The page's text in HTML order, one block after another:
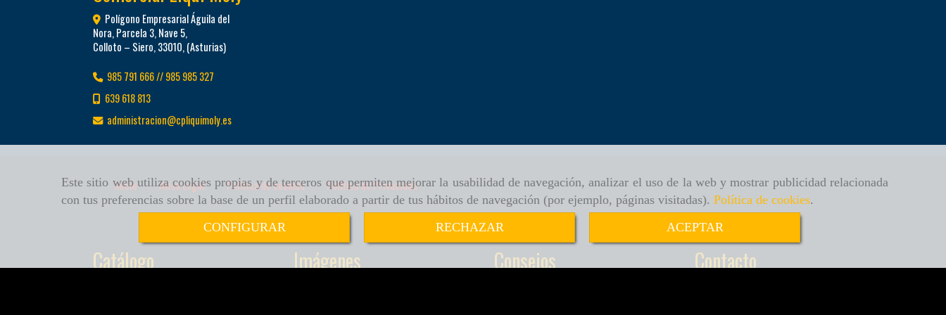
Este sitio web utiliza cookies propias y de terceros que permiten mejorar la usabilidad de navegación, analizar el uso de la web y mostrar publicidad relacionada
con tus preferencias sobre la base de un perfil elaborado a partir de tus hábitos de navegación (por ejemplo, páginas visitadas). Política de cookies.
CONFIGURAR
RECHAZAR ACEPTAR
Polígono Empresarial Águila del
Nora, Parcela 3, Nave 5,
Colloto – Siero,33010,(Asturias)
985 791 666 // 985 985 327
639 618 813
administracion
cpliquimoly.es
Inicio Aviso Legal Política de cookies Política de Privacidad
Catálogo Imágenes Consejos Contacto